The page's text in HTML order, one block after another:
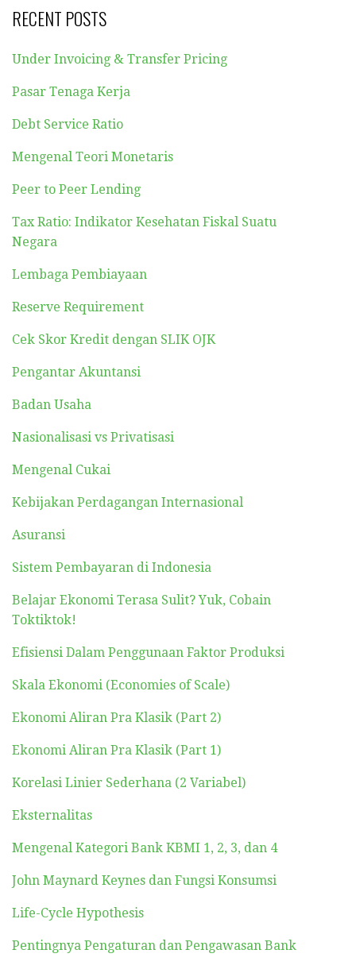
RECENT POSTS
Under Invoicing & Transfer Pricing
Pasar Tenaga Kerja
Debt Service Ratio
Mengenal Teori Monetaris
Peer to Peer Lending
Tax Ratio: Indikator Kesehatan Fiskal Suatu
Negara
Lembaga Pembiayaan
Reserve Requirement
Cek Skor Kredit dengan SLIK OJK
Pengantar Akuntansi
Badan Usaha
Nasionalisasi vs Privatisasi
Mengenal Cukai
Kebijakan Perdagangan Internasional
Asuransi
Sistem Pembayaran di Indonesia
Belajar Ekonomi Terasa Sulit? Yuk, Cobain
Toktiktok!
Efisiensi Dalam Penggunaan Faktor Produksi
Skala Ekonomi (Economies of Scale)
Ekonomi Aliran Pra Klasik (Part 2)
Ekonomi Aliran Pra Klasik (Part 1)
Korelasi Linier Sederhana (2 Variabel)
Eksternalitas
Mengenal Kategori Bank KBMI 1, 2, 3, dan 4
John Maynard Keynes dan Fungsi Konsumsi
Life-Cycle Hypothesis
Pentingnya Pengaturan dan Pengawasan Bank